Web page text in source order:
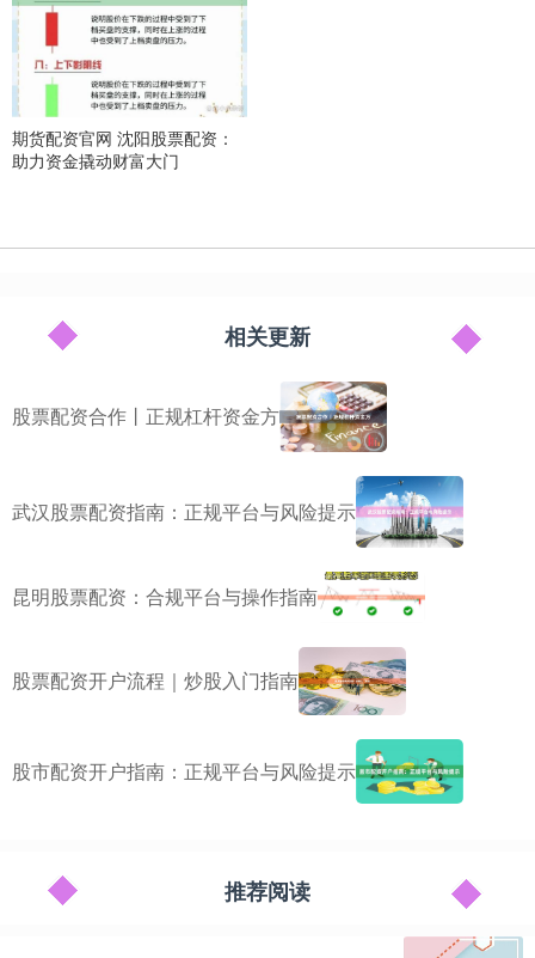
期货配资官网 沈阳股票配资：
助力资金撬动财富大门
相关更新
股票配资合作丨正规杠杆资金方
武汉股票配资指南：正规平台与风险提示
昆明股票配资：合规平台与操作指南
股票配资开户流程｜炒股入门指南
股市配资开户指南：正规平台与风险提示
推荐阅读